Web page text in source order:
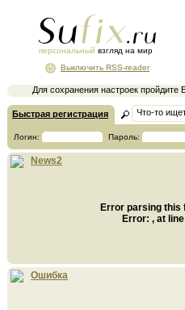
персональный взгляд на мир
Для сохранения настроек пройдите
Выключить RSS-reader
Быстрая регистрация
Логин: Пароль:
News2
Error parsing this
Error: , at
Ошибка